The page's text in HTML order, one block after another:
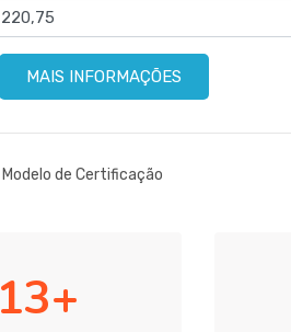
MAIS INFORMAÇÕES
Modelo de Certificação
13